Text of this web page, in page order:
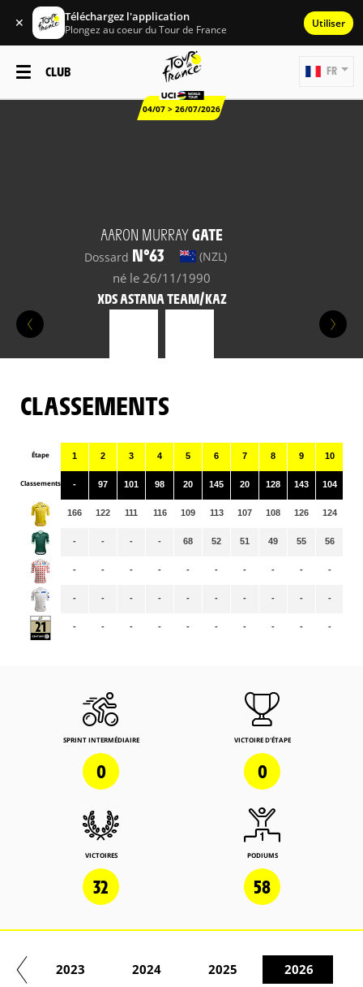
✕ Téléchargez l'application
Plongez au coeur du Tour de France Utiliser
CLUB
04/07 > 26/07/2026
FR
AARON MURRAYGATE
Dossard N°63 (NZL)
né le 26/11/1990
XDS ASTANA TEAM/KAZ
CLASSEMENTS
Étape
Classements
1
-
166
-
-
-
-
2
97
122
-
-
-
-
3
101
111
-
-
-
-
4
98
116
-
-
-
-
5
20
109
68
-
-
-
6
145
113
52
-
-
-
7
20
107
51
-
-
-
8
128
108
49
-
-
-
9
143
126
55
-
-
-
10
104
124
56
-
-
-
SPRINT INTERMÉDIAIRE
0
VICTOIRE D'ÉTAPE
0
VICTOIRES
32
PODIUMS
58
2023 2024 2025 2026